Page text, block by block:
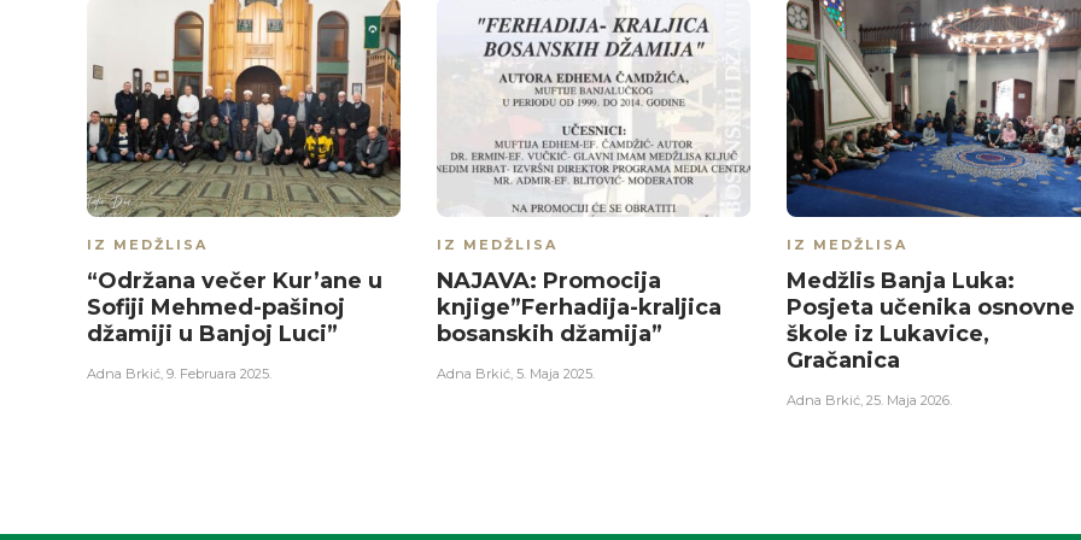
IZ MEDŽLISA
“Održana večer Kur’ane u
Sofiji Mehmed-pašinoj
džamiji u Banjoj Luci”
Adna Brkić 9. Februara 2025.
IZ MEDŽLISA
NAJAVA: Promocija
knjige”Ferhadija-kraljica
bosanskih džamija”
Adna Brkić 5. Maja 2025.
IZ MEDŽLISA
Medžlis Banja Luka:
Posjeta učenika osnovne
škole iz Lukavice,
Gračanica
Adna Brkić 25. Maja 2026.